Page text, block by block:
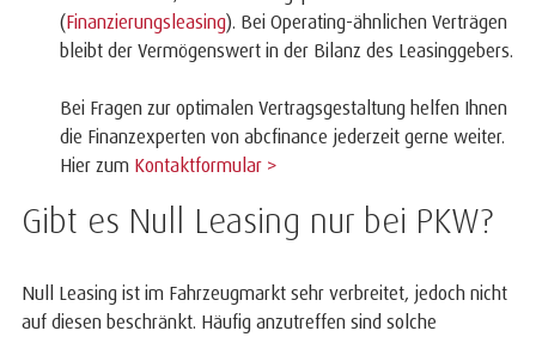
(Finanzierungsleasing). Bei Operating-ähnlichen Verträgen
bleibt der Vermögenswert in der Bilanz des Leasinggebers.
Bei Fragen zur optimalen Vertragsgestaltung helfen Ihnen
die Finanzexperten von abcfinance jederzeit gerne weiter.
Hier zum Kontaktformular >
Gibt es Null Leasing nur bei PKW?
Null Leasing ist im Fahrzeugmarkt sehr verbreitet, jedoch nicht
auf diesen beschränkt. Häufig anzutreffen sind solche